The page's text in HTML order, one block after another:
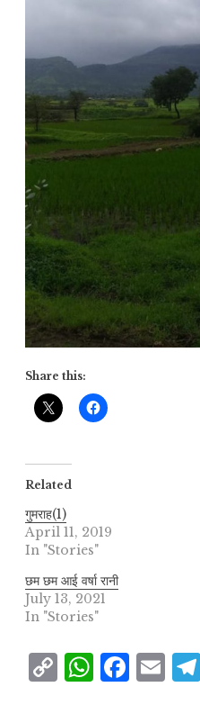
Share this:
Related
गुमराह(1)
April 11, 2019
In "Stories"
छम छम आई वर्षा रानी
July 13, 2021
In "Stories"
C W F
E